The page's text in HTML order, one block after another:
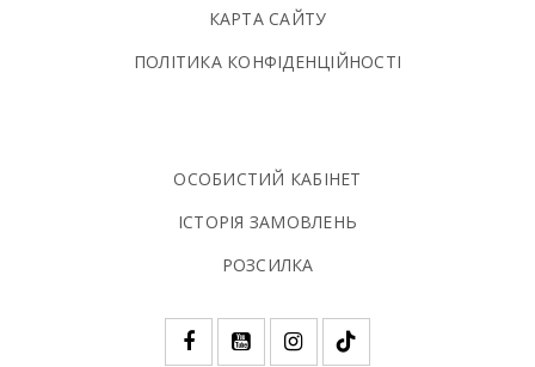
КАРТА САЙТУ
ПОЛIТИКА КОНФIДЕНЦIЙНОСТI
ОСОБИСТИЙ КАБІНЕТ
ІСТОРІЯ ЗАМОВЛЕНЬ
РОЗСИЛКА